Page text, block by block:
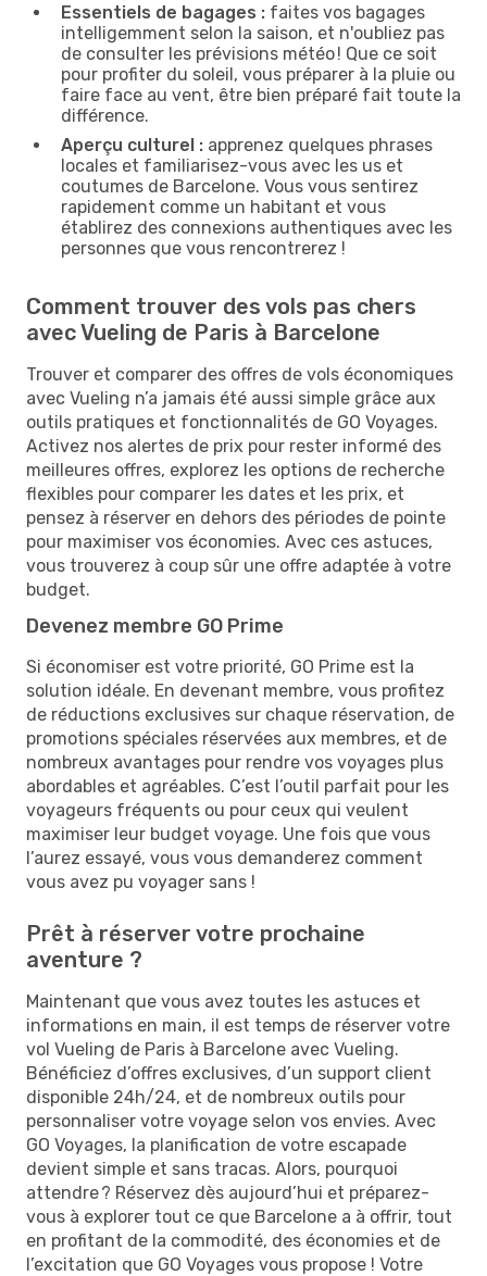
Essentiels de bagages : faites vos bagages
intelligemment selon la saison, et n'oubliez pas
de consulter les prévisions météo ! Que ce soit
pour profiter du soleil, vous préparer à la pluie ou
faire face au vent, être bien préparé fait toute la
différence.
Aperçu culturel : apprenez quelques phrases
locales et familiarisez-vous avec les us et
coutumes de Barcelone. Vous vous sentirez
rapidement comme un habitant et vous
établirez des connexions authentiques avec les
personnes que vous rencontrerez !
Comment trouver des vols pas chers
avec Vueling de Paris à Barcelone
Trouver et comparer des offres de vols économiques
avec Vueling n’a jamais été aussi simple grâce aux
outils pratiques et fonctionnalités de GO Voyages.
Activez nos alertes de prix pour rester informé des
meilleures offres, explorez les options de recherche
flexibles pour comparer les dates et les prix, et
pensez à réserver en dehors des périodes de pointe
pour maximiser vos économies. Avec ces astuces,
vous trouverez à coup sûr une offre adaptée à votre
budget.
Devenez membre GO Prime
Si économiser est votre priorité, GO Prime est la
solution idéale. En devenant membre, vous profitez
de réductions exclusives sur chaque réservation, de
promotions spéciales réservées aux membres, et de
nombreux avantages pour rendre vos voyages plus
abordables et agréables. C’est l’outil parfait pour les
voyageurs fréquents ou pour ceux qui veulent
maximiser leur budget voyage. Une fois que vous
l’aurez essayé, vous vous demanderez comment
vous avez pu voyager sans !
Prêt à réserver votre prochaine
aventure ?
Maintenant que vous avez toutes les astuces et
informations en main, il est temps de réserver votre
vol Vueling de Paris à Barcelone avec Vueling.
Bénéficiez d’offres exclusives, d’un support client
disponible 24h/24, et de nombreux outils pour
personnaliser votre voyage selon vos envies. Avec
GO Voyages, la planification de votre escapade
devient simple et sans tracas. Alors, pourquoi
attendre ? Réservez dès aujourd’hui et préparez-
vous à explorer tout ce que Barcelone a à offrir, tout
en profitant de la commodité, des économies et de
l’excitation que GO Voyages vous propose ! Votre